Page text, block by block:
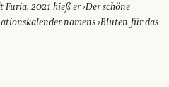
2021 hieß er ›Der schöne
namens ›Bluten für das